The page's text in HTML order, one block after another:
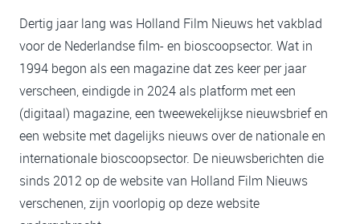
Dertig jaar lang was Holland Film Nieuws het vakblad
voor de Nederlandse film- en bioscoopsector. Wat in
1994 begon als een magazine dat zes keer per jaar
verscheen, eindigde in 2024 als platform met een
(digitaal) magazine, een tweewekelijkse nieuwsbrief en
een website met dagelijks nieuws over de nationale en
internationale bioscoopsector. De nieuwsberichten die
sinds 2012 op de website van Holland Film Nieuws
verschenen, zijn voorlopig op deze website